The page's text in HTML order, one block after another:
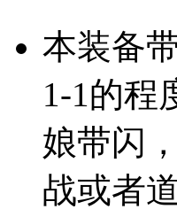
本装备
1-1的程
娘带闪
战或者